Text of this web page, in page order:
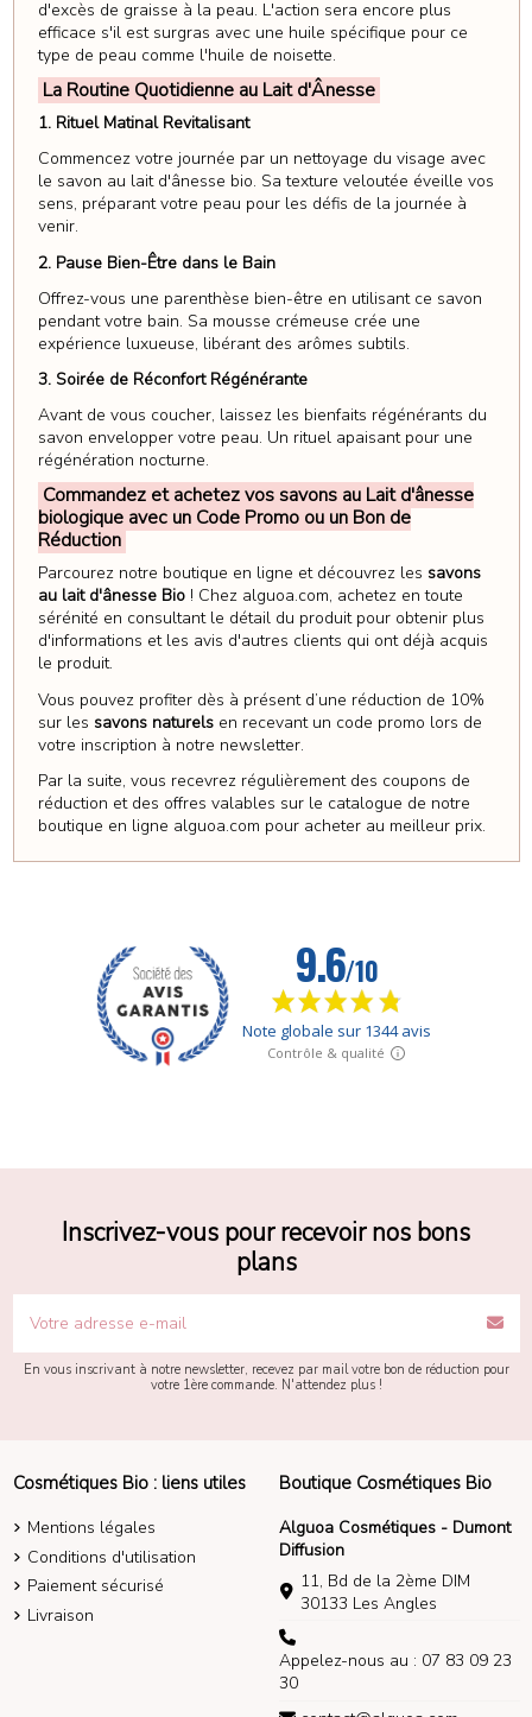
d'excès de graisse à la peau. L'action sera encore plus
efficace s'il est surgras avec une huile spécifique pour ce
type de peau comme l'huile de noisette.
La Routine Quotidienne au Lait d'Ânesse
1. Rituel Matinal Revitalisant
Commencez votre journée par un nettoyage du visage avec
le savon au lait d'ânesse bio. Sa texture veloutée éveille vos
sens, préparant votre peau pour les défis de la journée à
venir.
2. Pause Bien-Être dans le Bain
Offrez-vous une parenthèse bien-être en utilisant ce savon
pendant votre bain. Sa mousse crémeuse crée une
expérience luxueuse, libérant des arômes subtils.
3. Soirée de Réconfort Régénérante
Avant de vous coucher, laissez les bienfaits régénérants du
savon envelopper votre peau. Un rituel apaisant pour une
régénération nocturne.
Commandez et achetez vos savons au Lait d'ânesse
biologique avec un Code Promo ou un Bon de
Réduction
Parcourez notre boutique en ligne et découvrez les savons
au lait d'ânesse Bio! Chez alguoa.com, achetez en toute
sérénité en consultant le détail du produit pour obtenir plus
d'informations et les avis d'autres clients qui ont déjà acquis
le produit.
Vous pouvez profiter dès à présent d’une réduction de 10%
sur les savons naturelsen recevant un code promo lors de
votre inscription à notre newsletter.
Par la suite, vous recevrez régulièrement des coupons de
réduction et des offres valables sur le catalogue de notre
boutique en ligne alguoa.com pour acheter au meilleur prix.
Inscrivez-vous pour recevoir nos bons
plans
En vous inscrivant à notre newsletter, recevez par mail votre bon de réduction pour
votre 1ère commande. N'attendez plus !
Cosmétiques Bio : liens utiles
Mentions légales
Conditions d'utilisation
Paiement sécurisé
Livraison
Boutique Cosmétiques Bio
Alguoa Cosmétiques - Dumont
Diffusion
11, Bd de la 2ème DIM
30133 Les Angles
Appelez-nous au : 07 83 09 23
30